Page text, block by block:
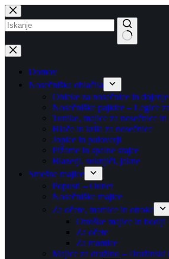
Skip
to
content
No
results
Domov
Nosečniška oblačila
Obleke za nosečnice in dojenje
Nosečniške pajkice – Legice
Tunike, majice za nosečnice in
Hlače in krila za nosečnice
Jopice in puloverji
Pižame in spalne srajce
Blazerji, suknjiči, jakne
Smešne majice
Popusti – Outlet
Nosečniške majice
Za očete, mamice in otroke
Otroške majice in bodiji
Za očete
Za mamice
Majice za družino – Družinski